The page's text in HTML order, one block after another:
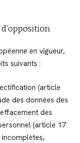
d’opposition
en vigueur,
suivants :
(article
des données des
des
(article 17
incomplètes,